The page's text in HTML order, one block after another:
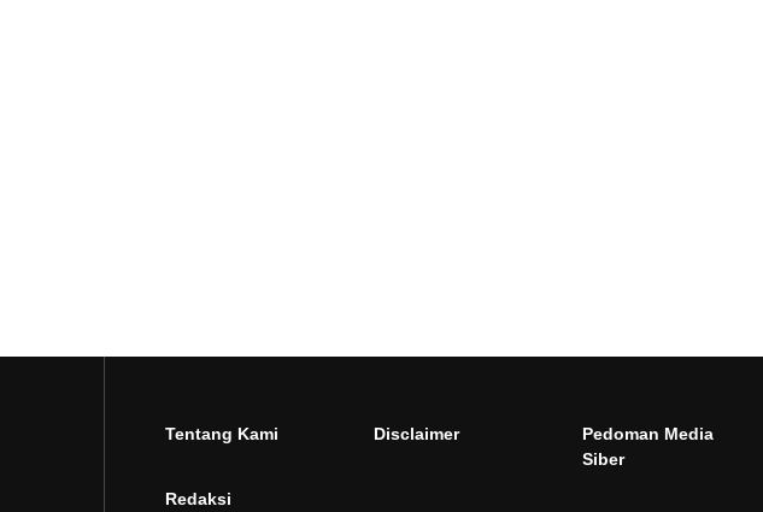
Tentang Kami Disclaimer
Pedoman Media
Siber
Redaksi